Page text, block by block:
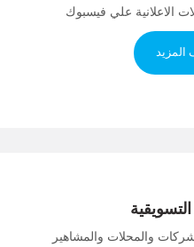
الاعلانية علي فيسبوك
المزيد
والمحلات والمشاهير